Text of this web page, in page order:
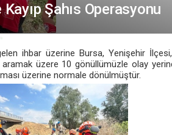
Şahıs Operasyonu
ihbar üzerine Bursa, Yenişehir
üzere 10 gönüllümüzle olay
üzerine normale dönülmüştür.